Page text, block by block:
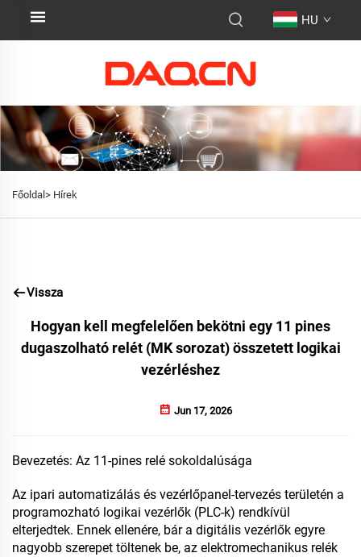
HU
Főoldal> Hírek
Vissza
Hogyan kell megfelelően bekötni egy 11 pines
dugaszolható relét (MK sorozat) összetett logikai
vezérléshez
Jun 17, 2026
Bevezetés: Az 11-pines relé sokoldalúsága
Az ipari automatizálás és vezérlőpanel-tervezés területén a
programozható logikai vezérlők (PLC-k) rendkívül
elterjedtek. Ennek ellenére, bár a digitális vezérlők egyre
nagyobb szerepet töltenek be, az elektromechanikus relék